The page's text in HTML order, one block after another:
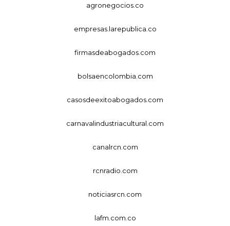
agronegocios.co
empresas.larepublica.co
firmasdeabogados.com
bolsaencolombia.com
casosdeexitoabogados.com
carnavalindustriacultural.com
canalrcn.com
rcnradio.com
noticiasrcn.com
lafm.com.co